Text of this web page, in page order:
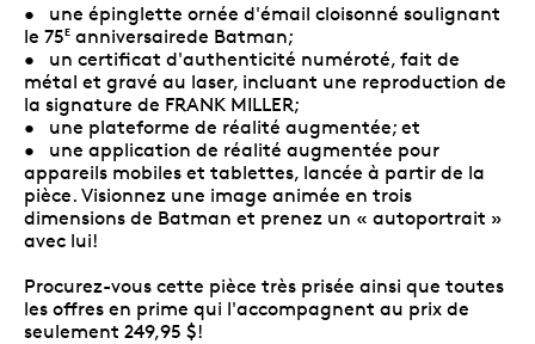
• une épinglette ornée d'émail cloisonné soulignant
le 75E anniversairede Batman;
• un certificat d'authenticité numéroté, fait de
métal et gravé au laser, incluant une reproduction de
la signature de FRANK MILLER;
• une plateforme de réalité augmentée; et
• une application de réalité augmentée pour
appareils mobiles et tablettes, lancée à partir de la
pièce. Visionnez une image animée en trois
dimensions de Batman et prenez un « autoportrait »
avec lui!
Procurez-vous cette pièce très prisée ainsi que toutes
les offres en prime qui l'accompagnent au prix de
seulement 249,95 $!